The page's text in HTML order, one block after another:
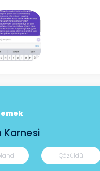
Karnesi
Çözüldü